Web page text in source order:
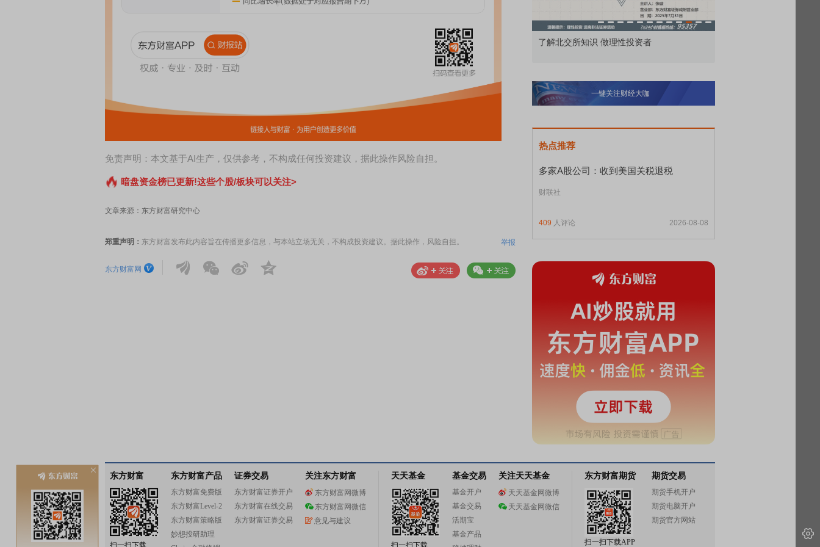
免责声明：本文基于AI生产，仅供参考，不构成任何投资建议，据此操作风险自担。
暗盘资金榜已更新!这些个股/板块可以关注>
文章来源：东方财富研究中心
郑重声明： 东方财富发布此内容旨在传播更多信息，与本站立场无关，不构成投资建议。据此操作，风险自担。 举报
东方财富网
连线｜东方财富证券陈果：A股再平衡的
债券知识通识：从基础认知到特色品种 了解北交所知识 做理性投资者 市价委托那么多种，究竟怎么用？
一键关注财经大咖
热点推荐
多家A股公司：收到美国关税退税
财联社
409 人评论 2026-08-08
东方财富
扫一扫下载
东方财富产品
东方财富免费版
东方财富Level-2
东方财富策略版
妙想投研助理
证券交易
东方财富证券开户
东方财富在线交易
东方财富证券交易
关注东方财富
东方财富网微博
东方财富网微信
意见与建议
天天基金
扫一扫下载
基金交易
基金开户
基金交易
活期宝
基金产品
关注天天基金
天天基金网微博
天天基金网微信
东方财富期货
扫一扫下载APP
期货交易
期货手机开户
期货电脑开户
期货官方网站